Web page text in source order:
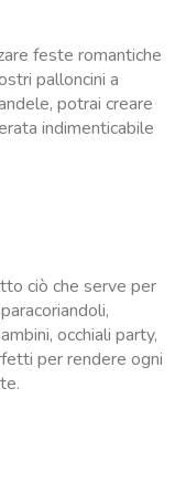
feste romantiche
palloncini a
potrai creare
indimenticabile
ciò che serve per
occhiali party,
per rendere ogni